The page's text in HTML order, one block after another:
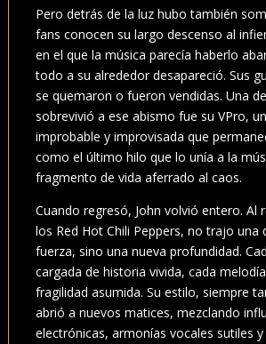
Pero detrás de la luz hubo también
fans conocen su largo descenso al
en el que la música parecía haberlo
todo a su alrededor desapareció. Sus
se quemaron o fueron vendidas. Una
sobrevivió a ese abismo fue su VPro,
improbable y improvisada que
como el último hilo que lo unía a la
fragmento de vida aferrado al caos.
Cuando regresó, John volvió entero. Al
los Red Hot Chili Peppers, no trajo una
fuerza, sino una nueva profundidad.
cargada de historia vivida, cada
fragilidad asumida. Su estilo, siempre
abrió a nuevos matices, mezclando
electrónicas, armonías vocales sutiles